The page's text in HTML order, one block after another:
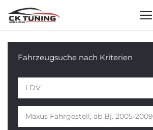
Fahrzeugsuche nach Kriterien
LDV
Maxus Fahrgestell, ab Bj. 2005-2009